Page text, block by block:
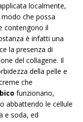
localmente,
che possa
contengono il
è infatti una
la presenza di
del collagene. Il
della pelle e
che
funzionano,
abbattendo le cellule
e soda, ed